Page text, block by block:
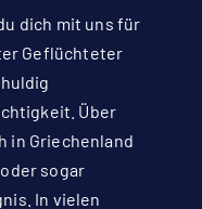
dich mit uns für
Geflüchteter
Über
in Griechenland
sogar
In vielen